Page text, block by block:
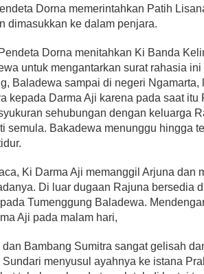
Dorna memerintahkan Patih
dimasukkan ke dalam penjara.
Dorna menitahkan Ki Banda
untuk mengantarkan surat rahasia
Baladewa sampai di negeri Ngamarta,
kepada Darma Aji karena pada saat itu
sehubungan dengan keluarga
semula. Bakadewa menunggu hingga
Ki Darma Aji memanggil Arjuna dan
Di luar dugaan Rajuna bersedia
Tumenggung Baladewa.
Aji pada malam hari,
Bambang Sumitra sangat gelisah
menyusul ayahnya ke istana